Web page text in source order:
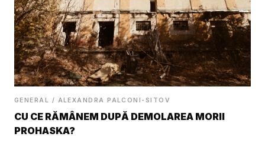
GENERAL / ALEXANDRA PALCONI-SITOV
CU CE RĂMÂNEM DUPĂ DEMOLAREA MORII
PROHASKA?